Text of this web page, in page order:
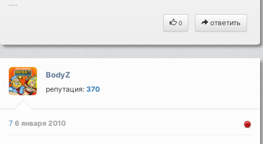
---
0 ответить
BodyZ
репутация:370
76 января 2010